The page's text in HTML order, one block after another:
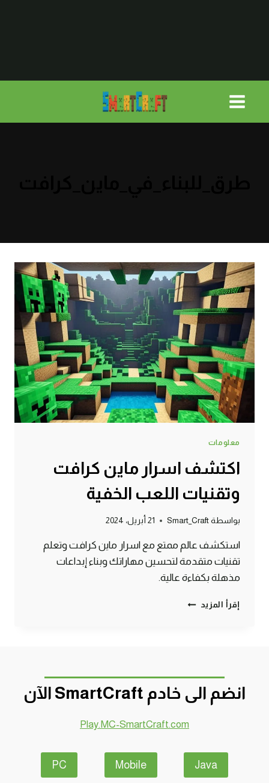
معلومات
اكتشف اسرار ماين كرافت
وتقنيات اللعب الخفية
بواسطة Smart_Craft 21 أبريل، 2024
استكشف عالم ممتع مع اسرار ماين كرافت وتعلم
تقنيات متقدمة لتحسين مهاراتك وبناء إبداعات
مذهلة بكفاءة عالية.
إقرأ المزيد اكتشف
الخفية
انضم الى خادم SmartCraft الآن
Play.MC-SmartCraft.com
Java
Mobile
PC